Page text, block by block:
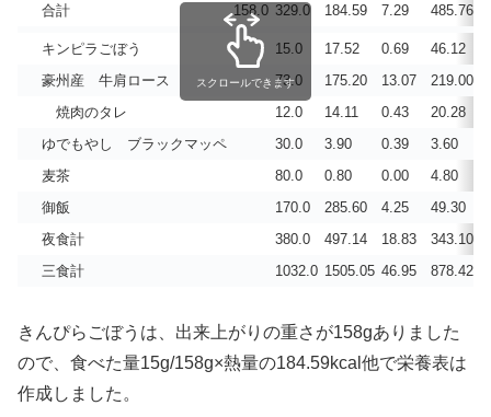
合計
158.0 329.0 184.59 7.29 485.76
キンピラごぼう 15.0 17.52 0.69 46.12
豪州産 牛肩ロース
73.0 175.20 13.07 219.00
焼肉のタレ
12.0 14.11 0.43 20.28
ゆでもやし ブラックマッペ
30.0 3.90 0.39 3.60
麦茶
80.0 0.80 0.00 4.80
御飯
170.0 285.60 4.25 49.30
夜食計
380.0 497.14 18.83 343.10
三食計
1032.0 1505.05 46.95 878.42
スクロールできます
きんぴらごぼうは、出来上がりの重さが158gありました
ので、食べた量15g/158g×熱量の184.59kcal他で栄養表は
作成しました。